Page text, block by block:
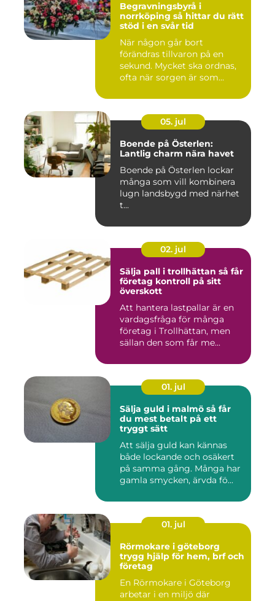
Begravningsbyrå i
norrköping så hittar du rätt
stöd i en svår tid
När någon går bort
förändras tillvaron på en
sekund. Mycket ska ordnas,
ofta när sorgen är som
05. jul
Boende på Österlen:
Lantlig charm nära havet
Boende på Österlen lockar
många som vill kombinera
lugn landsbygd med närhet
t...
02. jul
Sälja pall i trollhättan så får
företag kontroll på sitt
överskott
Att hantera lastpallar är en
vardagsfråga för många
företag i Trollhättan, men
sällan den som får me...
01. jul
Sälja guld i malmö så får
du mest betalt på ett
tryggt sätt
Att sälja guld kan kännas
både lockande och osäkert
på samma gång. Många har
gamla smycken, ärvda fö...
01. jul
Rörmokare i göteborg
trygg hjälp för hem, brf och
företag
En Rörmokare i Göteborg
arbetar i en miljö där